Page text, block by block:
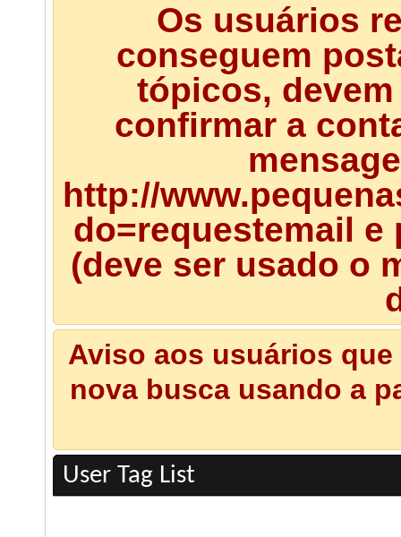
Os usuários
conseguem
tópicos,
confirmar a
http://
do=requestemail
(deve ser usado o
Aviso aos usuários
nova busca usando a
User Tag List